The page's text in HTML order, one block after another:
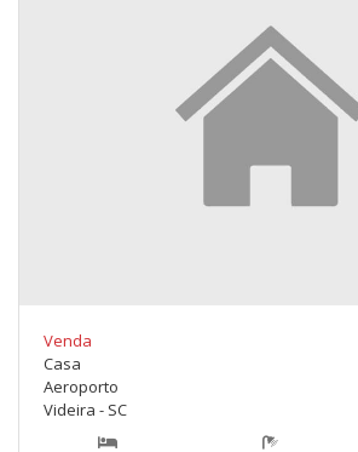
Venda
Casa
Aeroporto
Videira - SC